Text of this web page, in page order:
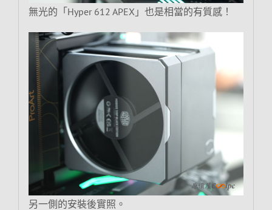
無光的「Hyper 612 APEX」也是相當的有質感！
另一側的安裝後實照。